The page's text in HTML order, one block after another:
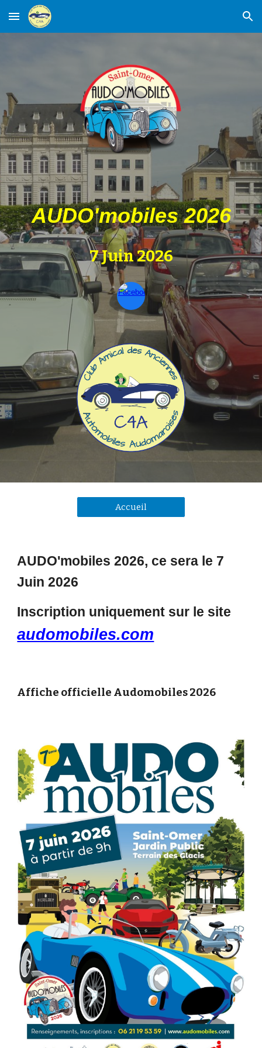
Skip to main content Skip to navigation
AUDO'mobiles 2026
7 Juin 2026
Accueil
AUDO'mobiles 2026, ce sera le 7
Juin 2026
Inscription uniquement sur le site
audomobiles.com
Affiche officielle Audomobiles 2026